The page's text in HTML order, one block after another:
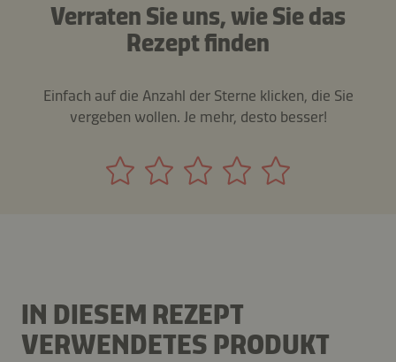
Verraten Sie uns, wie Sie das
Rezept finden
Einfach auf die Anzahl der Sterne klicken, die Sie
vergeben wollen. Je mehr, desto besser!
IN DIESEM REZEPT
VERWENDETES PRODUKT